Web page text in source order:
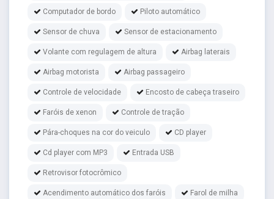
Computador de bordo Piloto automático
Sensor de chuva Sensor de estacionamento
Volante com regulagem de altura Airbag laterais
Airbag motorista Airbag passageiro
Controle de velocidade Encosto de cabeça traseiro
Faróis de xenon Controle de tração
Pára-choques na cor do veiculo CD player
Cd player com MP3 Entrada USB
Retrovisor fotocrômico
Acendimento automático dos faróis Farol de milha